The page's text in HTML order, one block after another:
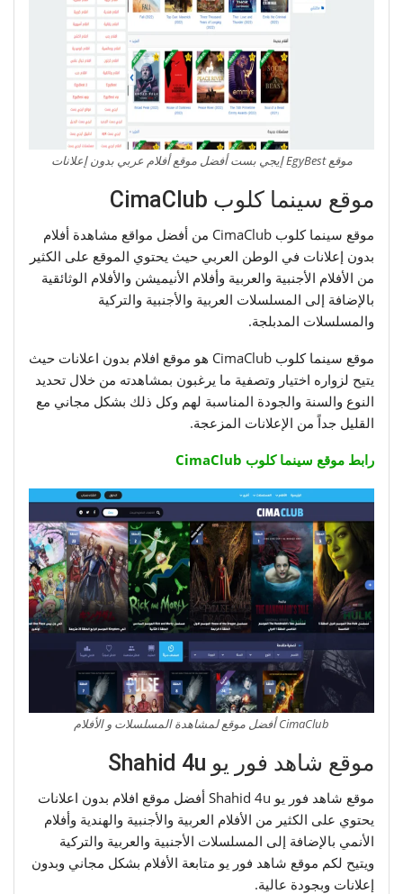
موقع EgyBest إيجي بست أفضل موقع أفلام عربي بدون إعلانات
موقع سينما كلوب CimaClub
موقع سينما كلوب CimaClub من أفضل مواقع مشاهدة أفلام
بدون إعلانات في الوطن العربي حيث يحتوي الموقع على الكثير
من الأفلام الأجنبية والعربية وأفلام الأنيميشن والأفلام الوثائقية
بالإضافة إلى المسلسلات العربية والأجنبية والتركية
والمسلسلات المدبلجة.
موقع سينما كلوب CimaClub هو موقع افلام بدون اعلانات حيث
يتيح لزواره اختيار وتصفية ما يرغبون بمشاهدته من خلال تحديد
النوع والسنة والجودة المناسبة لهم وكل ذلك بشكل مجاني مع
القليل جداً من الإعلانات المزعجة.
رابط موقع سينما كلوب CimaClub
CimaClub أفضل موقع لمشاهدة المسلسلات و الأفلام
موقع شاهد فور يو Shahid 4u
موقع شاهد فور يو Shahid 4u أفضل موقع افلام بدون اعلانات
يحتوي على الكثير من الأفلام العربية والأجنبية والهندية وأفلام
الأنمي بالإضافة إلى المسلسلات الأجنبية والعربية والتركية
ويتيح لكم موقع شاهد فور يو متابعة الأفلام بشكل مجاني وبدون
إعلانات وبجودة عالية.